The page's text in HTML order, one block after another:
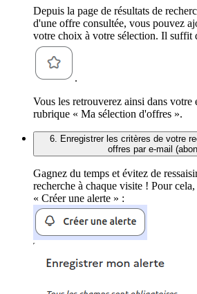
Depuis la page de résultats de
d'une offre consultée, vous pouvez
votre choix à votre sélection. Il suffit
.
Vous les retrouverez ainsi dans votre
rubrique « Ma sélection d'offres ».
6. Enregistrer les critères de votre
offres par e-mail
Gagnez du temps et évitez de
recherche à chaque visite ! Pour
« Créer une alerte » :